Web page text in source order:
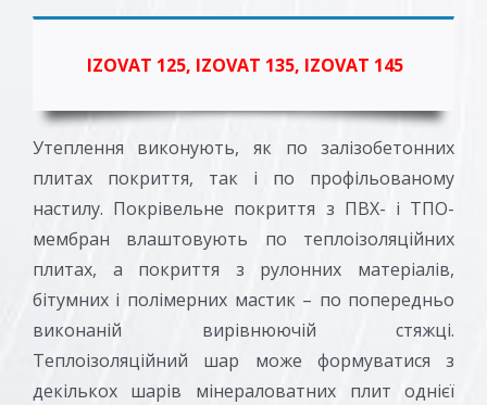
IZOVAT 125, IZOVAT 135, IZOVAT 145
Утеплення виконують, як по залізобетонних
плитах покриття, так і по профільованому
настилу. Покрівельне покриття з ПВХ- і ТПО-
мембран влаштовують по теплоізоляційних
плитах, а покриття з рулонних матеріалів,
бітумних і полімерних мастик – по попередньо
виконаній вирівнюючій стяжці.
Теплоізоляційний шар може формуватися з
декількох шарів мінераловатних плит однієї